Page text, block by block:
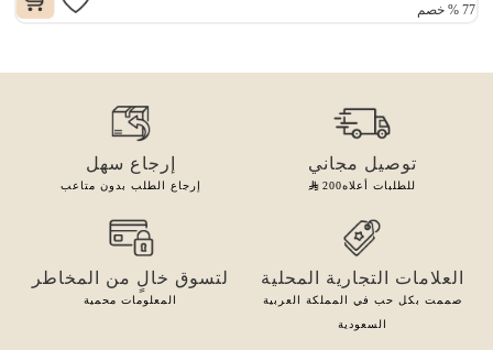
77
% خصم
توصيل مجاني
للطلبات أعلاه200
إرجاع سهل
إرجاع الطلب بدون متاعب
العلامات التجارية المحلية
صممت بكل حب في المملكة العربية
السعودية
لتسوق خالٍ من المخاطر
المعلومات محمية